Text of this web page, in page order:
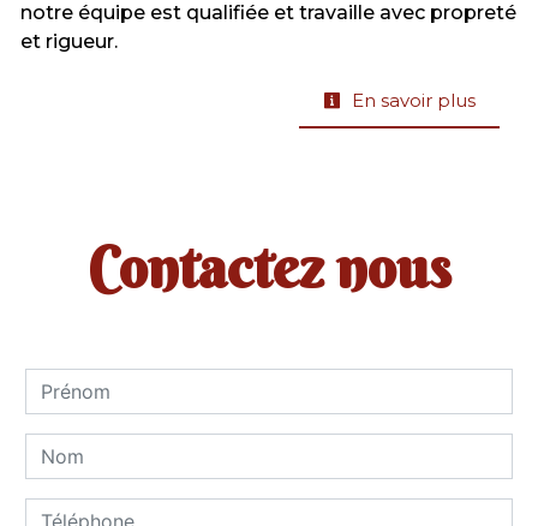
notre équipe est qualifiée et travaille avec propreté
et rigueur.
En savoir plus
Contactez nous